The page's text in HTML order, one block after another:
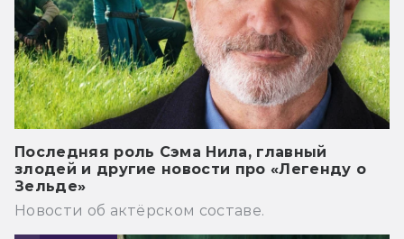
Последняя роль Сэма Нила, главный
злодей и другие новости про «Легенду о
Зельде»
Новости об актёрском составе.